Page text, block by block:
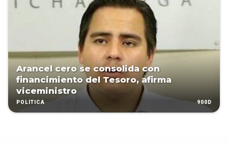
Arancel cero se consolida con
financimiento del Tesoro, afirma
viceministro
POLÍTICA 900D